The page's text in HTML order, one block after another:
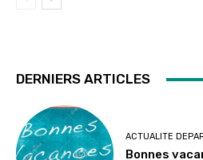
DERNIERS ARTICLES
ACTUALITE
Bonnes